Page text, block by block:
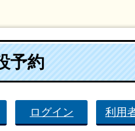
予約
ログイン 利用